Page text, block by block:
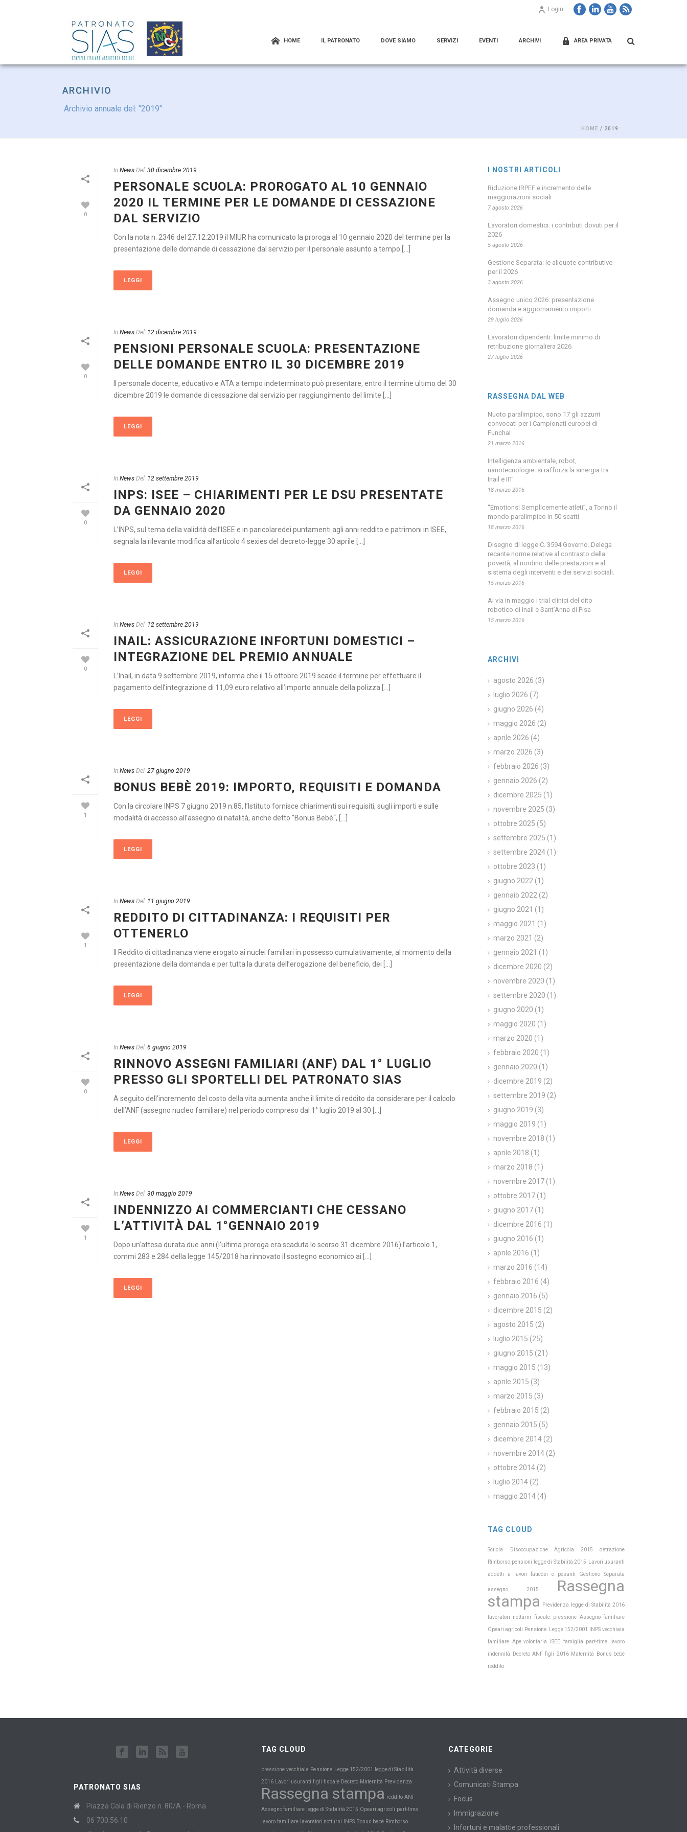
Login
HOME IL PATRONATO DOVE SIAMO SERVIZI EVENTI ARCHIVI AREA PRIVATA
ARCHIVIO
Archivio annuale del: "2019"
HOME / 2019
0
In News Del 30 dicembre 2019
PERSONALE SCUOLA: PROROGATO AL 10 GENNAIO
2020 IL TERMINE PER LE DOMANDE DI CESSAZIONE
DAL SERVIZIO
Con la nota n. 2346 del 27.12.2019 il MIUR ha comunicato la proroga al 10 gennaio 2020 del termine per la
presentazione delle domande di cessazione dal servizio per il personale assunto a tempo [...]
LEGGI
0
In News Del 12 dicembre 2019
PENSIONI PERSONALE SCUOLA: PRESENTAZIONE
DELLE DOMANDE ENTRO IL 30 DICEMBRE 2019
Il personale docente, educativo e ATA a tempo indeterminato può presentare, entro il termine ultimo del 30
dicembre 2019 le domande di cessazione dal servizio per raggiungimento del limite [...]
LEGGI
0
In News Del 12 settembre 2019
INPS: ISEE – CHIARIMENTI PER LE DSU PRESENTATE
DA GENNAIO 2020
L’INPS, sul tema della validità dell’ISEE e in paricolaredei puntamenti agli anni reddito e patrimoni in ISEE,
segnala la rilevante modifica all’articolo 4 sexies del decreto-legge 30 aprile [...]
LEGGI
0
In News Del 12 settembre 2019
INAIL: ASSICURAZIONE INFORTUNI DOMESTICI –
INTEGRAZIONE DEL PREMIO ANNUALE
L’Inail, in data 9 settembre 2019, informa che il 15 ottobre 2019 scade il termine per effettuare il
pagamento dell’integrazione di 11,09 euro relativo all’importo annuale della polizza [...]
LEGGI
1
In News Del 27 giugno 2019
BONUS BEBÈ 2019: IMPORTO, REQUISITI E DOMANDA
Con la circolare INPS 7 giugno 2019 n.85, l’Istituto fornisce chiarimenti sui requisiti, sugli importi e sulle
modalità di accesso all’assegno di natalità, anche detto “Bonus Bebè“, [...]
LEGGI
1
In News Del 11 giugno 2019
REDDITO DI CITTADINANZA: I REQUISITI PER
OTTENERLO
Il Reddito di cittadinanza viene erogato ai nuclei familiari in possesso cumulativamente, al momento della
presentazione della domanda e per tutta la durata dell’erogazione del beneficio, dei [...]
LEGGI
0
In News Del 6 giugno 2019
RINNOVO ASSEGNI FAMILIARI (ANF) DAL 1° LUGLIO
PRESSO GLI SPORTELLI DEL PATRONATO SIAS
A seguito dell’incremento del costo della vita aumenta anche il limite di reddito da considerare per il calcolo
dell’ANF (assegno nucleo familiare) nel periodo compreso dal 1° luglio 2019 al 30 [...]
LEGGI
1
In News Del 30 maggio 2019
INDENNIZZO AI COMMERCIANTI CHE CESSANO
L’ATTIVITÀ DAL 1°GENNAIO 2019
Dopo un’attesa durata due anni (l’ultima proroga era scaduta lo scorso 31 dicembre 2016) l’articolo 1,
commi 283 e 284 della legge 145/2018 ha rinnovato il sostegno economico ai [...]
LEGGI
I NOSTRI ARTICOLI
Riduzione IRPEF e incremento delle
maggiorazioni sociali
7 agosto 2026
Lavoratori domestici: i contributi dovuti per il
2026
5 agosto 2026
Gestione Separata: le aliquote contributive
per il 2026
3 agosto 2026
Assegno unico 2026: presentazione
domanda e aggiornamento importi
29 luglio 2026
Lavoratori dipendenti: limite minimo di
retribuzione giornaliera 2026
27 luglio 2026
RASSEGNA DAL WEB
Nuoto paralimpico, sono 17 gli azzurri
convocati per i Campionati europei di
Funchal
21 marzo 2016
Intelligenza ambientale, robot,
nanotecnologie: si rafforza la sinergia tra
Inail e IIT
18 marzo 2016
“Emotions! Semplicemente atleti”, a Torino il
mondo paralimpico in 50 scatti
18 marzo 2016
Disegno di legge C. 3594 Governo. Delega
recante norme relative al contrasto della
povertà, al riordino delle prestazioni e al
sistema degli interventi e dei servizi sociali.
15 marzo 2016
Al via in maggio i trial clinici del dito
robotico di Inail e Sant’Anna di Pisa
15 marzo 2016
ARCHIVI
agosto 2026 (3)
luglio 2026 (7)
giugno 2026 (4)
maggio 2026 (2)
aprile 2026 (4)
marzo 2026 (3)
febbraio 2026 (3)
gennaio 2026 (2)
dicembre 2025 (1)
novembre 2025 (3)
ottobre 2025 (5)
settembre 2025 (1)
settembre 2024 (1)
ottobre 2023 (1)
giugno 2022 (1)
gennaio 2022 (2)
giugno 2021 (1)
maggio 2021 (1)
marzo 2021 (2)
gennaio 2021 (1)
dicembre 2020 (2)
novembre 2020 (1)
settembre 2020 (1)
giugno 2020 (1)
maggio 2020 (1)
marzo 2020 (1)
febbraio 2020 (1)
gennaio 2020 (1)
dicembre 2019 (2)
settembre 2019 (2)
giugno 2019 (3)
maggio 2019 (1)
novembre 2018 (1)
aprile 2018 (1)
marzo 2018 (1)
novembre 2017 (1)
ottobre 2017 (1)
giugno 2017 (1)
dicembre 2016 (1)
giugno 2016 (1)
aprile 2016 (1)
marzo 2016 (14)
febbraio 2016 (4)
gennaio 2016 (5)
dicembre 2015 (2)
agosto 2015 (2)
luglio 2015 (25)
giugno 2015 (21)
maggio 2015 (13)
aprile 2015 (3)
marzo 2015 (3)
febbraio 2015 (2)
gennaio 2015 (5)
dicembre 2014 (2)
novembre 2014 (2)
ottobre 2014 (2)
luglio 2014 (2)
maggio 2014 (4)
TAG CLOUD
Scuola Disoccupazione Agricola 2015 detrazione
Rimborso pensioni legge di Stabilità 2015 Lavori usuranti
addetti a lavori faticosi e pesanti Gestione Separata
assegno 2015
Rassegna
stampa Previdenza legge di Stabilità 2016
lavoratori notturni fiscale pressione Assegno familiare
Opeari agricoli Pensione Legge 152/2001 INPS vecchiaia
familiare Ape volontaria ISEE famiglia part-time lavoro
indennità Decreto ANF figli 2016 Maternità Bonus bebè
reddito
PATRONATO SIAS
Piazza Cola di Rienzo n. 80/A - Roma
06 700.56.10
TAG CLOUD
pressione vecchiaia Pensione Legge 152/2001 legge di Stabilità
2016 Lavori usuranti figli fiscale Decreto Maternità Previdenza
Rassegna stampa reddito ANF
Assegno familiare legge di Stabilità 2015 Opeari agricoli part-time
lavoro familiare lavoratori notturni INPS Bonus bebè Rimborso
CATEGORIE
Attività diverse
Comunicati Stampa
Focus
Immigrazione
Infortuni e malattie professionali